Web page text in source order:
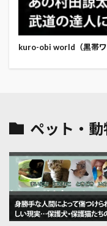
kuro-obi world（黒帯ワ
ペット・動